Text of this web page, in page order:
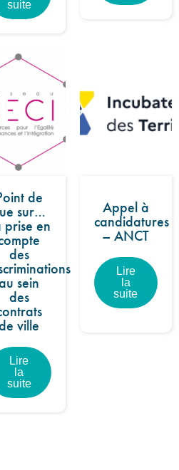
suite
de
sur…
prise en
des
sein
des
ville
Lire
la
suite
Appel à
candidatures
– ANCT
Lire
la
suite